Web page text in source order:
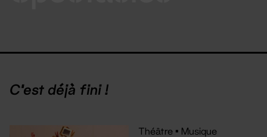
C'est déjà fini !
Théâtre • Musique